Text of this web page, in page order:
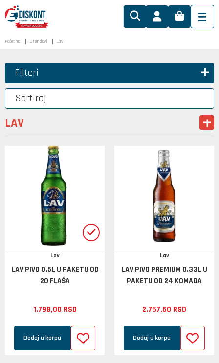
Početna Brendovi Lav
Filteri
Sortiraj
LAV
Lav
LAV PIVO 0.5L U PAKETU OD
20 FLAŠA
1.798,00 RSD
Dodaj u korpu
Lav
LAV PIVO PREMIUM 0.33L U
PAKETU OD 24 KOMADA
2.757,60 RSD
Dodaj u korpu